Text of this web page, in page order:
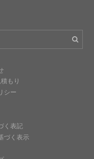
もり
シー
く表記
づく表示